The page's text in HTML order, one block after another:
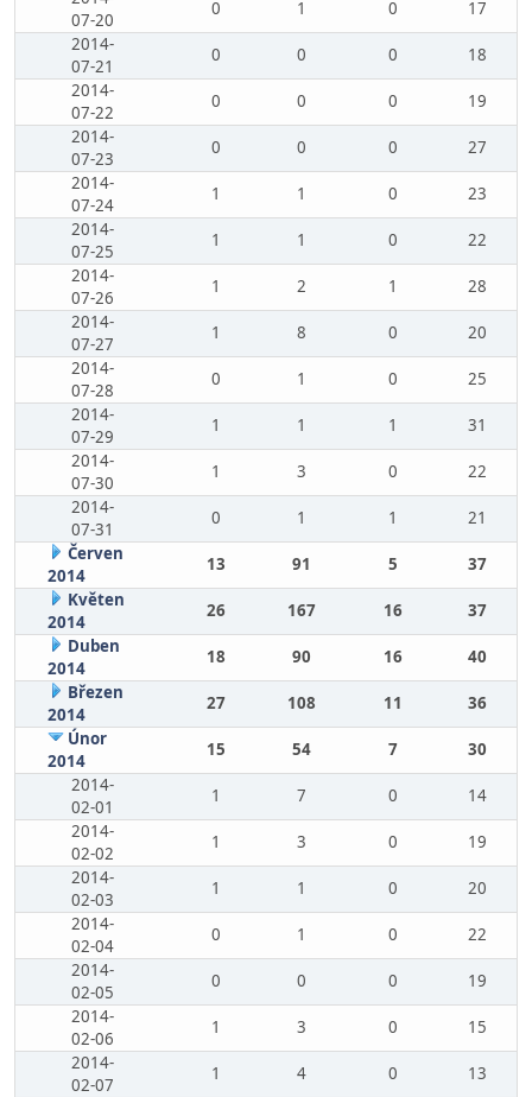
07-20
0 1 0
17
2014-
07-21
0 0 0
18
2014-
07-22
0 0 0
19
2014-
07-23
0 0 0
27
2014-
07-24
1 1 0
23
2014-
07-25
1 1 0
22
2014-
07-26
1 2 1
28
2014-
07-27
1 8 0
20
2014-
07-28
0 1 0
25
2014-
07-29
1 1 1
31
2014-
07-30
1 3 0
22
2014-
07-31
0 1 1
21
Červen
2014
13 91 5
37
Květen
2014
26 167 16
37
Duben
2014
18 90 16
40
Březen
2014
27 108 11
36
Únor
2014
15 54 7
30
2014-
02-01
1 7 0
14
2014-
02-02
1 3 0
19
2014-
02-03
1 1 0
20
2014-
02-04
0 1 0
22
2014-
02-05
0 0 0
19
2014-
02-06
1 3 0
15
2014-
02-07
1 4 0
13